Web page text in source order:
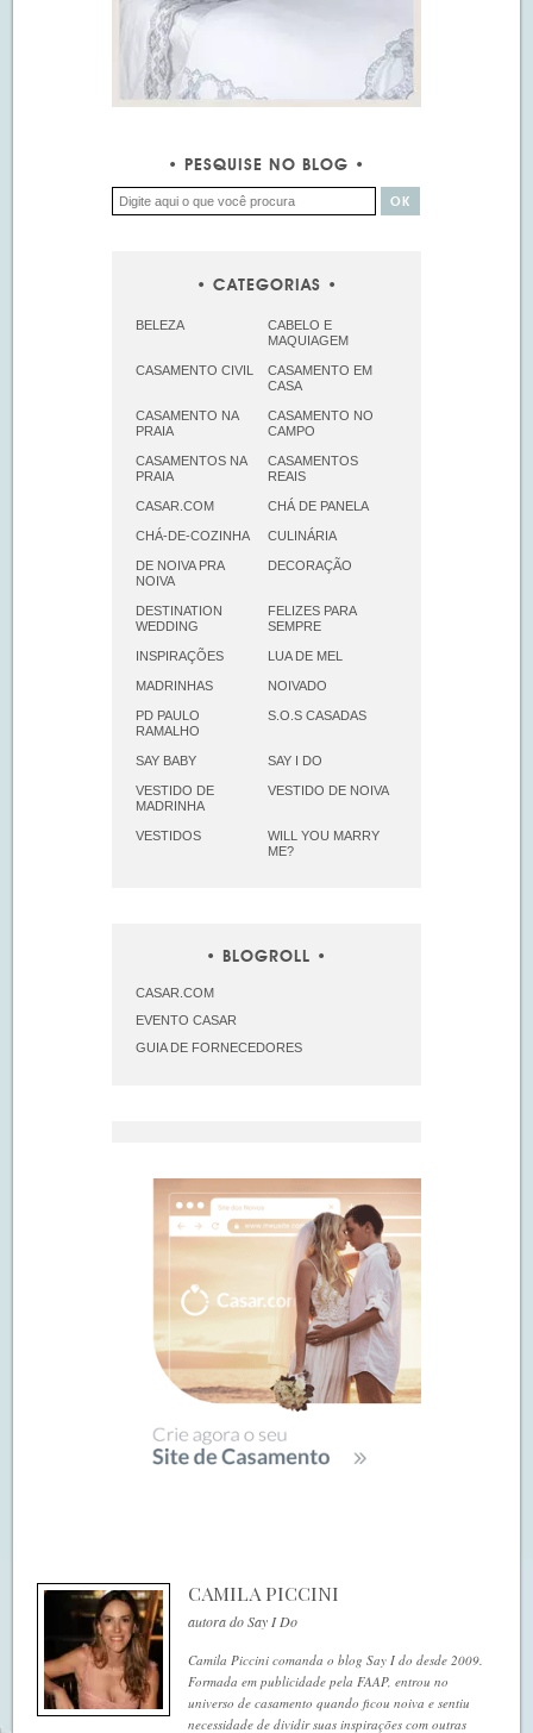
PESQUISE NO BLOG
CATEGORIAS
BELEZA
CABELO E
MAQUIAGEM
CASAMENTO CIVIL
CASAMENTO EM
CASA
CASAMENTO NA
PRAIA
CASAMENTO NO
CAMPO
CASAMENTOS NA
PRAIA
CASAMENTOS
REAIS
CASAR.COM CHÁ DE PANELA
CHÁ-DE-COZINHA CULINÁRIA
DE NOIVA PRA
NOIVA
DECORAÇÃO
DESTINATION
WEDDING
FELIZES PARA
SEMPRE
INSPIRAÇÕES LUA DE MEL
MADRINHAS NOIVADO
PD PAULO
RAMALHO
S.O.S CASADAS
SAY BABY SAY I DO
VESTIDO DE
MADRINHA
VESTIDO DE NOIVA
VESTIDOS
WILL YOU MARRY
ME?
BLOGROLL
CASAR.COM
EVENTO CASAR
GUIA DE FORNECEDORES
CAMILA PICCINI
autora do Say I Do
Camila Piccini comanda o blog Say I do desde 2009.
Formada em publicidade pela FAAP, entrou no
universo de casamento quando ficou noiva e sentiu
necessidade de dividir suas inspirações com outras